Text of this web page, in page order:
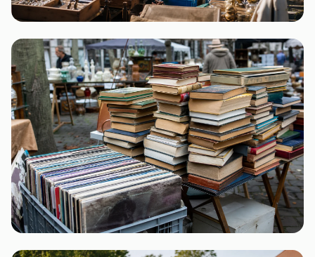
Mecklenburg-Vorpommern
4 Flohmärkte